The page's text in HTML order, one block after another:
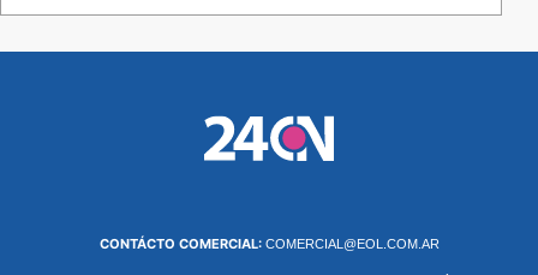
CONTÁCTO COMERCIAL: COMERCIAL@EOL.COM.AR